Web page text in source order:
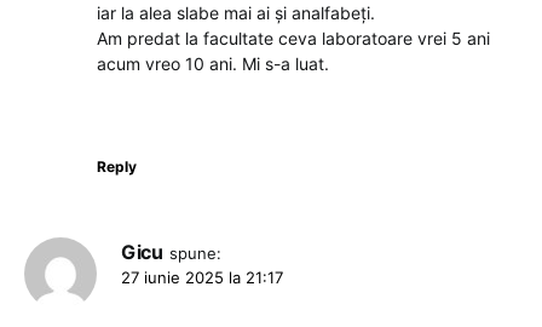
iar la alea slabe mai ai și analfabeți.
Am predat la facultate ceva laboratoare vrei 5 ani
acum vreo 10 ani. Mi s-a luat.
Reply
Gicu spune:
27 iunie 2025 la 21:17